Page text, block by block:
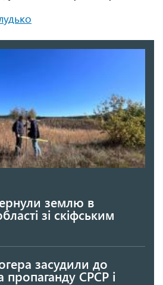
землю в
зі скіфським
засудили до
пропаганду СРСР і